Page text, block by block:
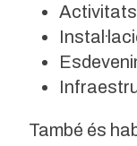
També és